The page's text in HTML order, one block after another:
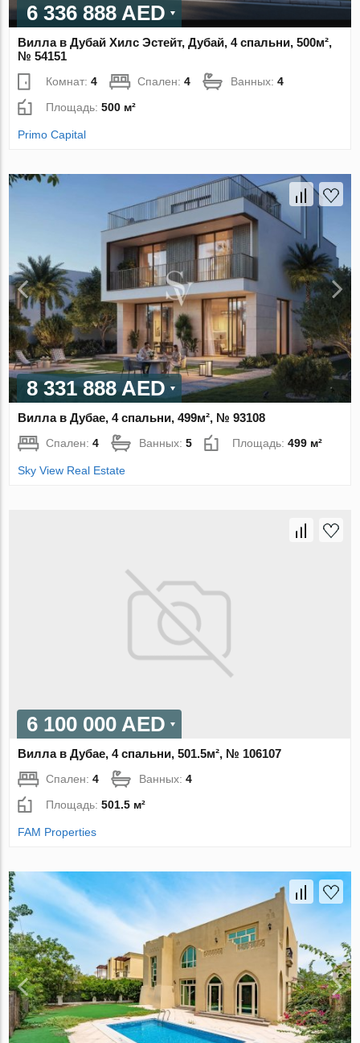
6 336 888 AED
Вилла в Дубай Хилс Эстейт, Дубай, 4 спальни, 500м²,
№ 54151
Комнат:4 Спален:4 Ванных:4
Площадь:500 м²
Primo Capital
8 331 888 AED
Вилла в Дубае, 4 спальни, 499м², № 93108
Спален:4 Ванных:5 Площадь:499 м²
Sky View Real Estate
6 100 000 AED
Вилла в Дубае, 4 спальни, 501.5м², № 106107
Спален:4 Ванных:4
Площадь:501.5 м²
FAM Properties